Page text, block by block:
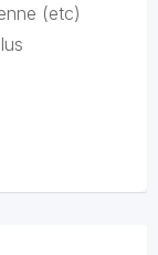
(etc)